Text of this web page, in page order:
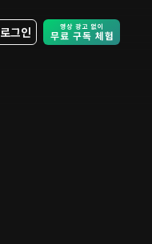
로그인 Free Trial -